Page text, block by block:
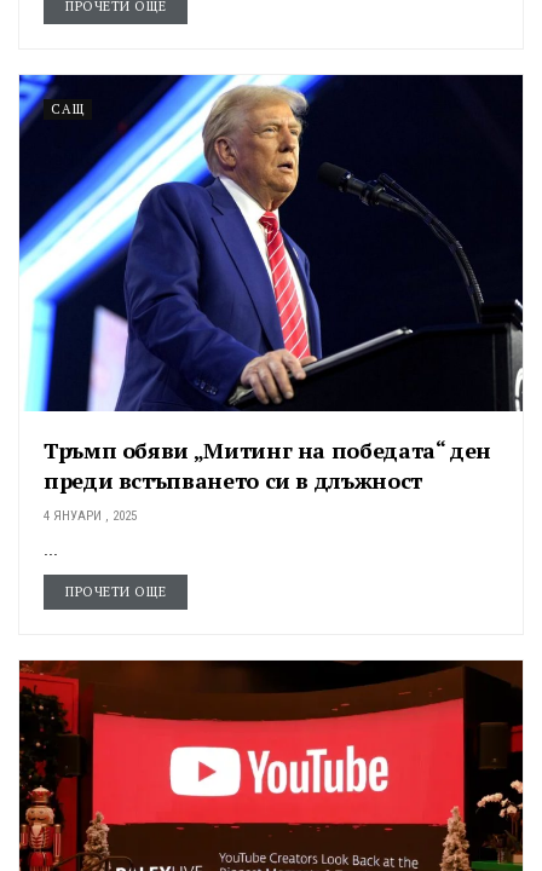
ПРОЧЕТИ ОЩЕ
САЩ
Тръмп обяви „Митинг на победата“ ден
преди встъпването си в длъжност
4 ЯНУАРИ , 2025
ПРОЧЕТИ ОЩЕ